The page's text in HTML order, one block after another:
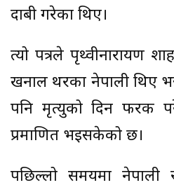
दाबी गरेका थिए।
त्यो पत्रले पृथ्वीनारायण
खनाल थरका नेपाली थिए
पनि मृत्युको दिन फरक
प्रमाणित भइसकेको छ।
पछिल्लो समयमा नेपाली